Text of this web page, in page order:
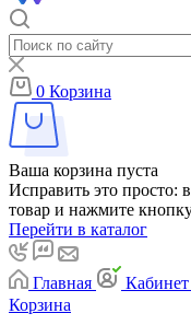
0 Корзина
Ваша корзина пуста
Исправить это просто:
товар и нажмите
Перейти в каталог
Главная Кабинет
Корзина